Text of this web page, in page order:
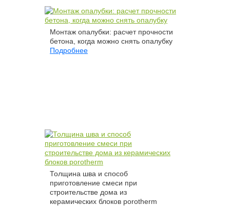
Монтаж опалубки: расчет прочности
бетона, когда можно снять опалубку
Подробнее
Толщина шва и способ
приготовление смеси при
строительстве дома из
керамических блоков porotherm